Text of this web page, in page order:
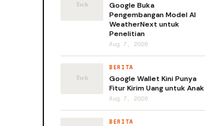
Google Buka
Pengembangan Model AI
WeatherNext untuk
Penelitian
Aug 7, 2026
BERITA
Google Wallet Kini Punya
Fitur Kirim Uang untuk Anak
Aug 7, 2026
BERITA